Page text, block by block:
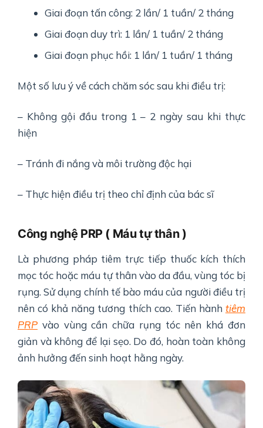
Giai đoạn tấn công: 2 lần/ 1 tuần/ 2 tháng
Giai đoạn duy trì: 1 lần/ 1 tuần/ 2 tháng
Giai đoạn phục hồi: 1 lần/ 1 tuần/ 1 tháng
Một số lưu ý về cách chăm sóc sau khi điều trị:
– Không gội đầu trong 1 – 2 ngày sau khi thực
hiện
– Tránh đi nắng và môi trường độc hại
– Thực hiện điều trị theo chỉ định của bác sĩ
Công nghệ PRP ( Máu tự thân )
Là phương pháp tiêm trực tiếp thuốc kích thích
mọc tóc hoặc máu tự thân vào da đầu, vùng tóc bị
rụng. Sử dụng chính tế bào máu của người điều trị
nên có khả năng tương thích cao. Tiến hành tiêm
PRP vào vùng cần chữa rụng tóc nên khá đơn
giản và không để lại sẹo. Do đó, hoàn toàn không
ảnh hưởng đến sinh hoạt hằng ngày.